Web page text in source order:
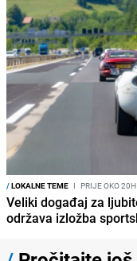
/LOKALNE TEME I PRIJE OKO 20H
Veliki događaj za
održava izložba